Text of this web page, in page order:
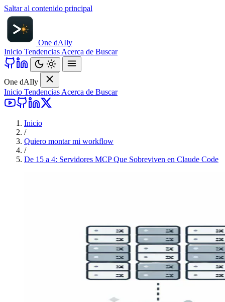
Saltar al contenido principal
One dAIly
Inicio Tendencias Acerca de Buscar
One dAIly
Inicio Tendencias Acerca de Buscar
Inicio
/
Quiero montar mi workflow
/
De 15 a 4: Servidores MCP Que Sobreviven en Claude Code